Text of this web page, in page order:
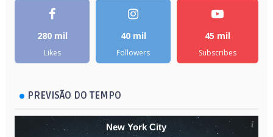
280 mil
Likes
40 mil
Followers
45 mil
Subscribes
PREVISÃO DO TEMPO
New York City